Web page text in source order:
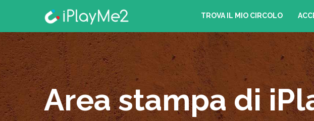
TROVA IL MIO CIRCOLO
Area stampa di